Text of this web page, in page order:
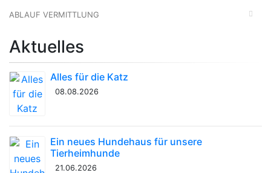
ABLAUF VERMITTLUNG
Aktuelles
Alles für die Katz
08.08.2026
Ein neues Hundehaus für unsere
Tierheimhunde
21.06.2026